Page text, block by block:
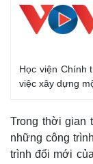
Vụ án
Tin nóng
Tư vấn luật
Học viện Chính
việc xây dựng
Trong thời gian
những công
trình đổi mới